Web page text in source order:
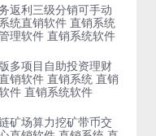
返利三级分销可手动
统直销软件 直销系统
理软件 直销系统软件
多项目自助投资理财
销软件 直销系统 直销
件 直销系统软件
矿场算力挖矿带币交